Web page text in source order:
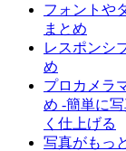
フォントや
まとめ
レスポンシ
め
プロカメラ
め -簡単に
く仕上げる
写真がもっ